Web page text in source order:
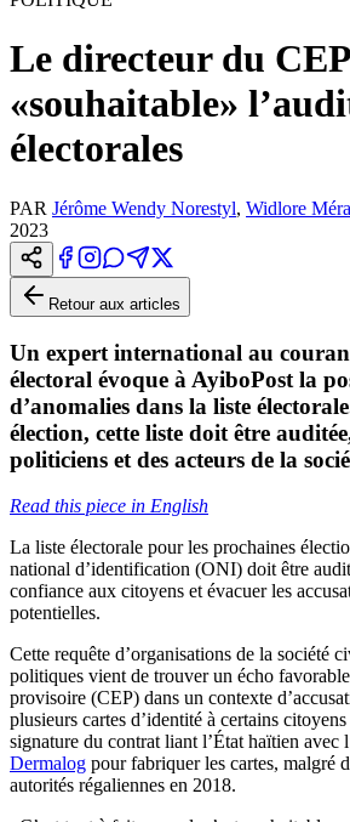
Le directeur du
«souhaitable»
électorales
PAR Jérôme Wendy Norestyl, Widlore
2023
Retour aux articles
Un expert international au
électoral évoque à AyiboPost la
d’anomalies dans la liste
élection, cette liste doit être
politiciens et des acteurs de la
Read this piece in English
La liste électorale pour les prochaines
national d’identification (ONI) doit être
confiance aux citoyens et évacuer les
potentielles.
Cette requête d’organisations de la société
politiques vient de trouver un écho
provisoire (CEP) dans un contexte
plusieurs cartes d’identité à certains
signature du contrat liant l’État haïtien avec
Dermalog pour fabriquer les cartes, malgré
autorités régaliennes en 2018.